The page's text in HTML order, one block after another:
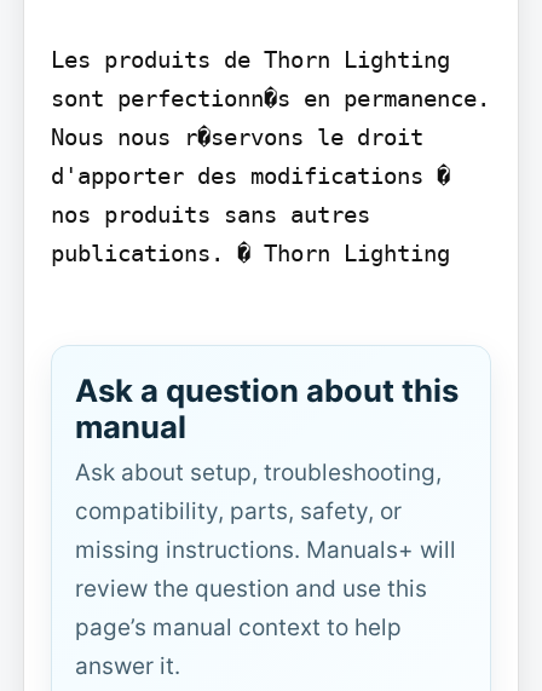
Les produits de Thorn Lighting
sont perfectionn�s en permanence.
Nous nous r�servons le droit
d'apporter des modifications �
nos produits sans autres
publications. � Thorn Lighting
Ask a question about this
manual
Ask about setup, troubleshooting,
compatibility, parts, safety, or
missing instructions. Manuals+ will
review the question and use this
page’s manual context to help
answer it.